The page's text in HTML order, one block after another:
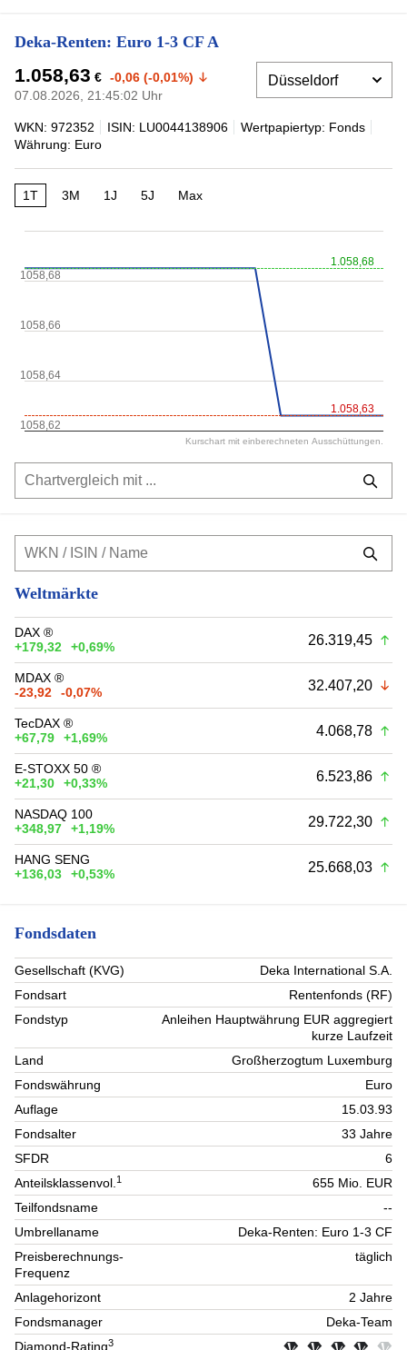
Deka-Renten: Euro 1-3 CF A
1.058,63 € -0,06 (-0,01%)
07.08.2026, 21:45:02 Uhr
WKN: 972352 ISIN: LU0044138906
Wertpapiertyp: Fonds
Währung: Euro
1T 3M 1J 5J Max
1.058,68
1.058,63
1058,62
1058,64
1058,66
1058,68
Kurschart mit einberechneten Ausschüttungen.
Weltmärkte
DAX ®
+179,32
+0,69% 26.319,45
MDAX ®
-23,92
-0,07% 32.407,20
TecDAX ®
+67,79
+1,69% 4.068,78
E-STOXX 50 ®
+21,30
+0,33% 6.523,86
NASDAQ 100
+348,97
+1,19% 29.722,30
HANG SENG
+136,03
+0,53% 25.668,03
Fondsdaten
Gesellschaft (KVG)
Deka International S.A.
Fondsart
Rentenfonds (RF)
Fondstyp
Anleihen Hauptwährung EUR aggregiert
kurze Laufzeit
Land
Großherzogtum Luxemburg
Fondswährung
Euro
Auflage
15.03.93
Fondsalter
33 Jahre
SFDR
6
Anteilsklassenvol.1
655 Mio. EUR
Teilfondsname
--
Umbrellaname
Deka-Renten: Euro 1-3 CF
Preisberechnungs-
Frequenz
täglich
Anlagehorizont
2 Jahre
Fondsmanager
Deka-Team
Diamond-Rating3